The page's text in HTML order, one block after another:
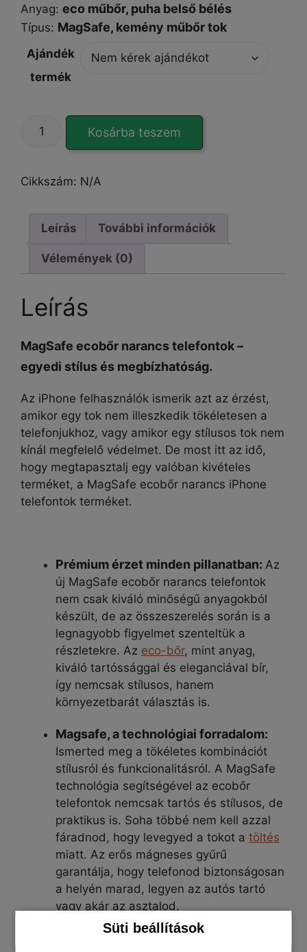
Süti beállítások
Anyag: eco műbőr, puha belső bélés
Típus: MagSafe, kemény műbőr tok
Ajándék
termék
EcoShield
Mag
iPhone
mennyiség
Kosárba teszem
Cikkszám: N/A
Leírás További információk
Vélemények (0)
Leírás
MagSafe ecobőr narancs telefontok –
egyedi stílus és megbízhatóság.
Az iPhone felhasználók ismerik azt az érzést,
amikor egy tok nem illeszkedik tökéletesen a
telefonjukhoz, vagy amikor egy stílusos tok nem
kínál megfelelő védelmet. De most itt az idő,
hogy megtapasztalj egy valóban kivételes
terméket, a MagSafe ecobőr narancs iPhone
telefontok terméket.
Prémium érzet minden pillanatban: Az
új MagSafe ecobőr narancs telefontok
nem csak kiváló minőségű anyagokból
készült, de az összeszerelés során is a
legnagyobb figyelmet szenteltük a
részletekre. Az eco-bőr, mint anyag,
kiváló tartóssággal és eleganciával bír,
így nemcsak stílusos, hanem
környezetbarát választás is.
Magsafe, a technológiai forradalom:
Ismerted meg a tökéletes kombinációt
stílusról és funkcionalitásról. A MagSafe
technológia segítségével az ecobőr
telefontok nemcsak tartós és stílusos, de
praktikus is. Soha többé nem kell azzal
fáradnod, hogy levegyed a tokot a töltés
miatt. Az erős mágneses gyűrű
garantálja, hogy telefonod biztonságosan
a helyén marad, legyen az autós tartó
vagy akár az asztalod.